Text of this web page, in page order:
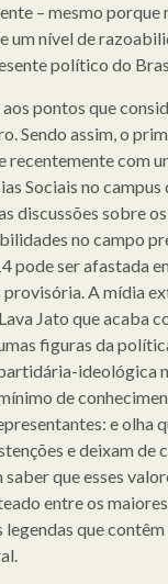
– mesmo
um nível de
político do
pontos que
Sendo assim, o
recentemente com
Sociais no campus
discussões sobre
no campo
pode ser afastada
provisória. A mídia
Jato que acaba
figuras da
ideológica
de
e olha
e deixam de
que esses
entre os
que contêm